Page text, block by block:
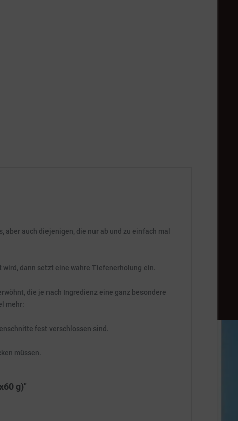
auch diejenigen, die nur ab und zu einfach mal
dann setzt eine wahre Tiefenerholung ein.
die je nach Ingredienz eine ganz besondere
mehr:
fest verschlossen sind.
müssen.
g)"